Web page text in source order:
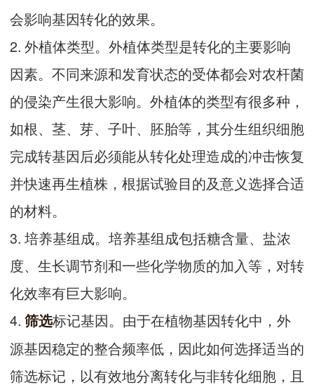
会影响基因转化的效果。
2. 外植体类型。外植体类型是转化的主要影响
因素。不同来源和发育状态的受体都会对农杆菌
的侵染产生很大影响。外植体的类型有很多种，
如根、茎、芽、子叶、胚胎等，其分生组织细胞
完成转基因后必须能从转化处理造成的冲击恢复
并快速再生植株，根据试验目的及意义选择合适
的材料。
3. 培养基组成。培养基组成包括糖含量、盐浓
度、生长调节剂和一些化学物质的加入等，对转
化效率有巨大影响。
4. 筛选标记基因。由于在植物基因转化中，外
源基因稳定的整合频率低，因此如何选择适当的
筛选标记，以有效地分离转化与非转化细胞，且